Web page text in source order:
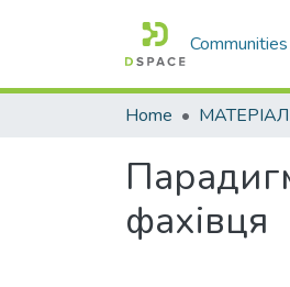
Home
фахівця